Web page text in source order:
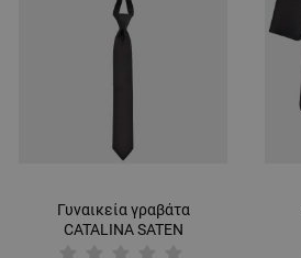
Γυναικεία γραβάτα
CATALINA SATEN